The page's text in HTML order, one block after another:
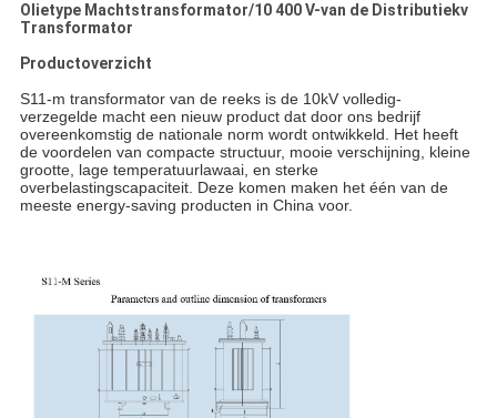
Olietype Machtstransformator/10 400 V-van de Distributiekv
Transformator
Productoverzicht
S11-m transformator van de reeks is de 10kV volledig-
verzegelde macht een nieuw product dat door ons bedrijf
overeenkomstig de nationale norm wordt ontwikkeld. Het heeft
de voordelen van compacte structuur, mooie verschijning, kleine
grootte, lage temperatuurlawaai, en sterke
overbelastingscapaciteit. Deze komen maken het één van de
meeste energy-saving producten in China voor.